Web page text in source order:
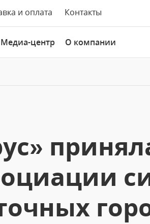
и оплата Контакты
Медиа-центр О компании